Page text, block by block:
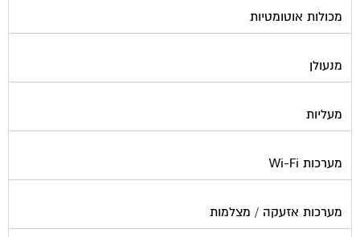
מכולות אוטומטיות
מנעולן
מעליות
מערכות Wi-Fi
מערכות אזעקה / מצלמות